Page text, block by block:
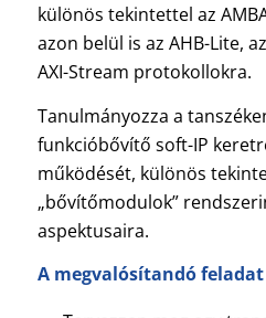
különös tekintettel az
azon belül is az AHB-Lite,
AXI-Stream protokollokra.
Tanulmányozza a
funkcióbővítő soft-IP
működését, különös
„bővítőmodulok”
aspektusaira.
A megvalósítandó feladat